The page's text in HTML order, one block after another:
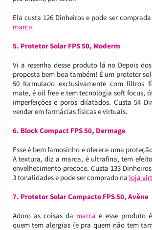
Ela custa 126 Dinheiros e pode ser
marca.
5. Protetor Solar FPS 50, Moderm
Vi a resenha desse produto lá no Depois
proposta bem boa também! É um protetor
50 formulado exclusivamente com filtros
mate, é oil free e tem tecnologia soft focus,
imperfeições e poros dilatados. Custa 54
vender em farmácias físicas e virtuais.
6. Block Compact FPS 50, Dermage
Esse é bem famosinho e oferece uma
A textura, diz a marca, é ultrafina, tem
envelhecimento precoce. Custa 133
3 tonalidades e pode ser comprado na loja
7. Protetor Solar Compacto FPS 50, Avène
Adoro as coisas da marca e esse produto
quem tem alergias (e pra quem não tem